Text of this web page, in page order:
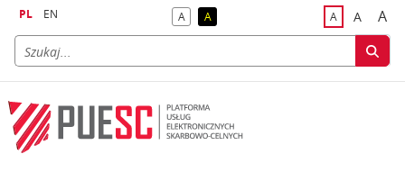
PL EN Akontrast domyślny
Akontrast żółty tekst na czarnym tle
Adomyślna
A A